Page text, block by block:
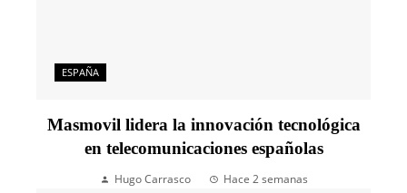
ESPAÑA
Masmovil lidera la innovación tecnológica
en telecomunicaciones españolas
Hugo Carrasco Hace 2 semanas